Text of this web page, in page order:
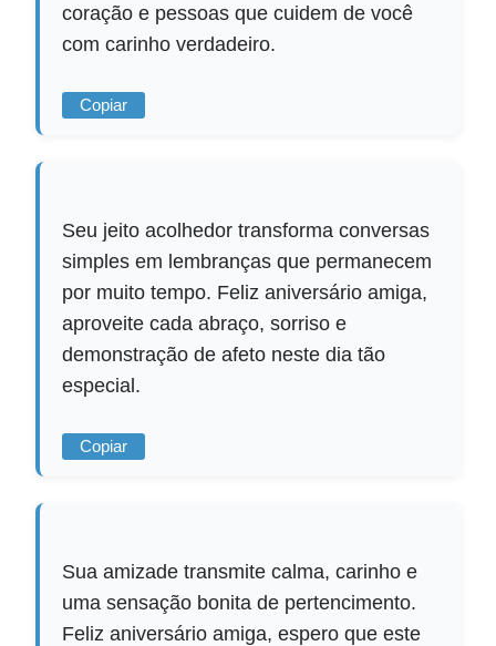
coração e pessoas que cuidem de você
com carinho verdadeiro.
Copiar
Seu jeito acolhedor transforma conversas
simples em lembranças que permanecem
por muito tempo. Feliz aniversário amiga,
aproveite cada abraço, sorriso e
demonstração de afeto neste dia tão
especial.
Copiar
Sua amizade transmite calma, carinho e
uma sensação bonita de pertencimento.
Feliz aniversário amiga, espero que este